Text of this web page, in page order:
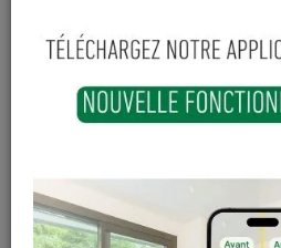
Les teintes, nuances et veinages
varier par rapport au produit réel